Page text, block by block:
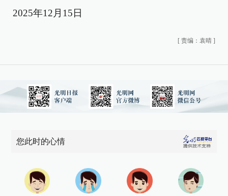
2025年12月15日
[ 责编：袁晴 ]
您此时的心情